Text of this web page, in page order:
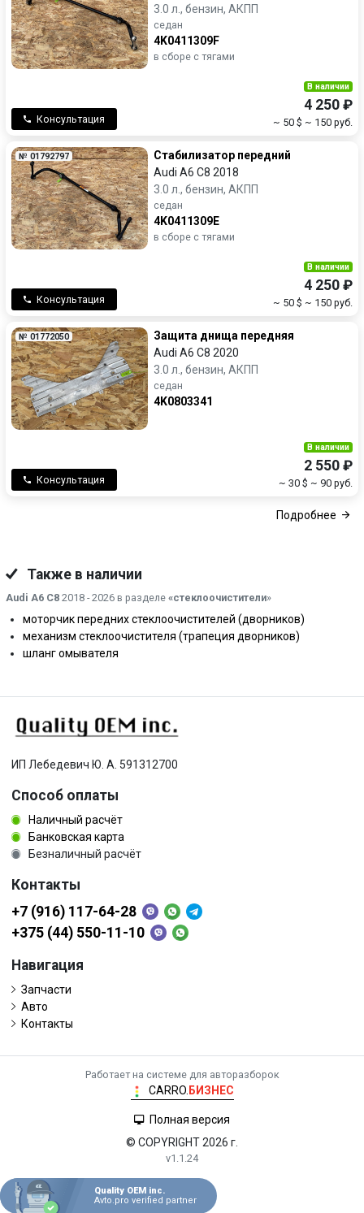
3.0 л., бензин, АКПП
седан
4K0411309F
в сборе с тягами
Консультация
В наличии
4 250 ₽
~ 50 $ ~ 150 руб.
№ 01792797
Стабилизатор передний
Audi A6 C8 2018
3.0 л., бензин, АКПП
седан
4K0411309E
в сборе с тягами
Консультация
В наличии
4 250 ₽
~ 50 $ ~ 150 руб.
№ 01772050
Защита днища передняя
Audi A6 C8 2020
3.0 л., бензин, АКПП
седан
4K0803341
Консультация
В наличии
2 550 ₽
~ 30 $ ~ 90 руб.
Подробнее
Также в наличии
Audi A6 C8 2018 - 2026 в разделе «стеклоочистители»
моторчик передних стеклоочистителей (дворников)
механизм стеклоочистителя (трапеция дворников)
шланг омывателя
ИП Лебедевич Ю. А. 591312700
Способ оплаты
Наличный расчёт
Банковская карта
Безналичный расчёт
Контакты
+7 (916) 117-64-28
+375 (44) 550-11-10
Навигация
Запчасти
Авто
Контакты
Работает на системе для авторазборок
CARRO. БИЗНЕС
Полная версия
© COPYRIGHT 2026 г.
v1.1.24
Quality OEM inc.
Avto.pro verified partner